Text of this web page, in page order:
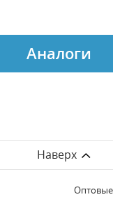
Аналоги
Наверх